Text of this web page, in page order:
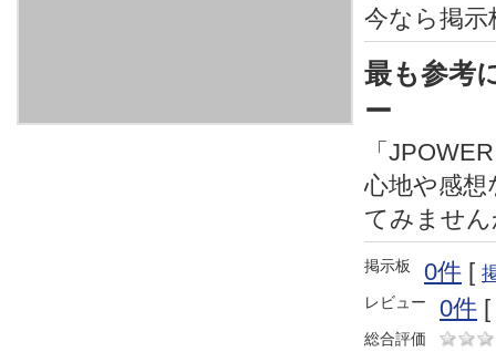
今なら掲示
最も参考
ー
「
心地や感
てみませ
掲示板 0件 [
レビュー 0件 [
総合評価